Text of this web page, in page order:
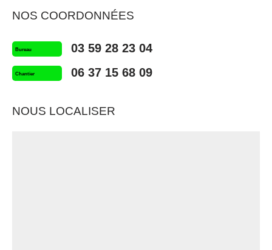
NOS COORDONNÉES
Bureau 03 59 28 23 04
Chantier 06 37 15 68 09
NOUS LOCALISER